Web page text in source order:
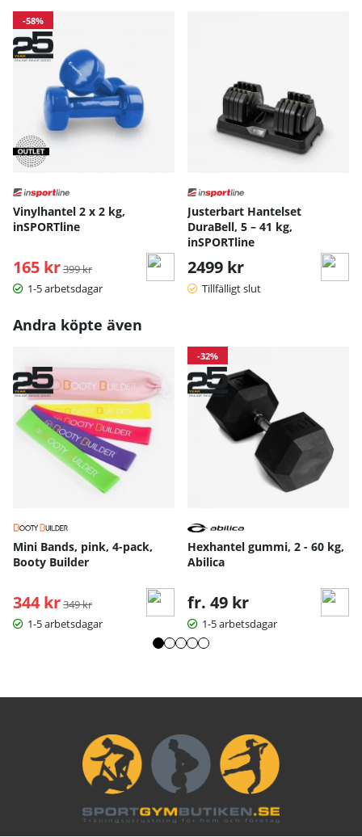
-58%
Vinylhantel 2 x 2 kg,
inSPORTline
165 kr Ordinarie pris:
399 kr
1-5 arbetsdagar
Justerbart Hantelset
DuraBell, 5 – 41 kg,
inSPORTline
2499 kr
Tillfälligt slut
Andra köpte även
Mini Bands, pink, 4-pack,
Booty Builder
344 kr Ordinarie pris:
349 kr
1-5 arbetsdagar
-32%
Hexhantel gummi, 2 - 60 kg,
Abilica
fr. 49 kr
1-5 arbetsdagar